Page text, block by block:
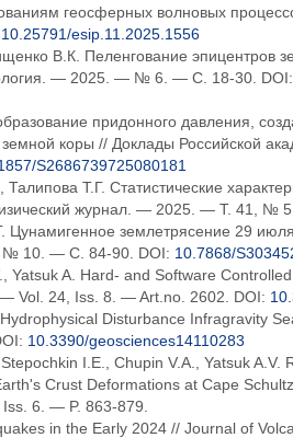
геосферных волновых
10.25791/esip.11.2025.1556
В.К. Пеленгование эпицентров
— 2025. — № 6. — С. 18-30. DOI:
придонного давления,
коры // Доклады Российской
S2686739725080181
Т.Г. Статистические
журнал. — 2025. — Т. 41, №
землетрясение 29
№ 10. — С. 84-90. DOI: 10.7868/
Yatsuk A. Hard- and Software
Vol. 24, Iss. 8. — Art.no. 2602. DOI:
Disturbance Infragravity
10.3390/geosciences14110283
I.E., Chupin V.A., Yatsuk A.V.
Crust Deformations at Cape
6. — P. 863-879.
in the Early 2024 // Journal of